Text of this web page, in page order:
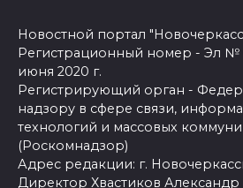
Новостной портал
Регистрационный номер - Эл №
июня 2020 г.
Регистрирующий орган -
надзору в сфере связи,
технологий и массовых
(Роскомнадзор)
Адрес редакции: г.
Директор Хвастиков